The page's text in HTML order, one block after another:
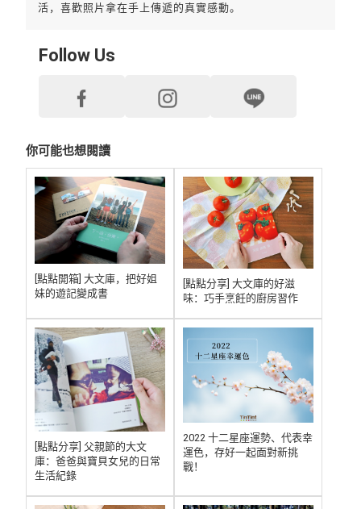
活，喜歡照片拿在手上傳遞的真實感動。
Follow Us
你可能也想閱讀
[點點開箱] 大文庫，把好姐
妹的遊記變成書
[點點分享] 大文庫的好滋
味：巧手烹飪的廚房習作
[點點分享] 父親節的大文
庫：爸爸與寶貝女兒的日常
生活紀錄
2022 十二星座運勢、代表幸
運色，存好一起面對新挑
戰！